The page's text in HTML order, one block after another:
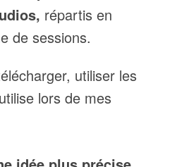
répartis en
de sessions.
utiliser les
lors de mes